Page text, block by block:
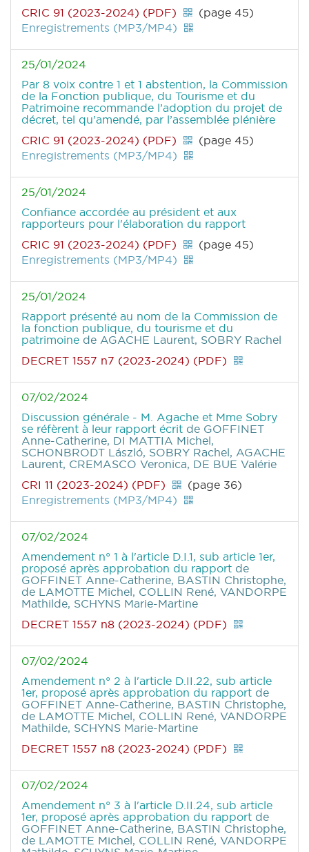
CRIC 91 (2023-2024) (PDF)
(page 45)
Enregistrements (MP3/MP4)
25/01/2024
Par 8 voix contre 1 et 1 abstention, la Commission
de la Fonction publique, du Tourisme et du
Patrimoine recommande l’adoption du projet de
décret, tel qu’amendé, par l’assemblée plénière
CRIC 91 (2023-2024) (PDF)
(page 45)
Enregistrements (MP3/MP4)
25/01/2024
Confiance accordée au président et aux
rapporteurs pour l'élaboration du rapport
CRIC 91 (2023-2024) (PDF)
(page 45)
Enregistrements (MP3/MP4)
25/01/2024
Rapport présenté au nom de la Commission de
la fonction publique, du tourisme et du
patrimoine de AGACHE Laurent, SOBRY Rachel
DECRET 1557 n7 (2023-2024) (PDF)
07/02/2024
Discussion générale - M. Agache et Mme Sobry
se réfèrent à leur rapport écrit de GOFFINET
Anne-Catherine, DI MATTIA Michel,
SCHONBRODT László, SOBRY Rachel, AGACHE
Laurent, CREMASCO Veronica, DE BUE Valérie
CRI 11 (2023-2024) (PDF)
(page 36)
Enregistrements (MP3/MP4)
07/02/2024
Amendement n° 1 à l'article D.I.1, sub article 1er,
proposé après approbation du rapport de
GOFFINET Anne-Catherine, BASTIN Christophe,
de LAMOTTE Michel, COLLIN René, VANDORPE
Mathilde, SCHYNS Marie-Martine
DECRET 1557 n8 (2023-2024) (PDF)
07/02/2024
Amendement n° 2 à l'article D.II.22, sub article
1er, proposé après approbation du rapport de
GOFFINET Anne-Catherine, BASTIN Christophe,
de LAMOTTE Michel, COLLIN René, VANDORPE
Mathilde, SCHYNS Marie-Martine
DECRET 1557 n8 (2023-2024) (PDF)
07/02/2024
Amendement n° 3 à l'article D.II.24, sub article
1er, proposé après approbation du rapport de
GOFFINET Anne-Catherine, BASTIN Christophe,
de LAMOTTE Michel, COLLIN René, VANDORPE